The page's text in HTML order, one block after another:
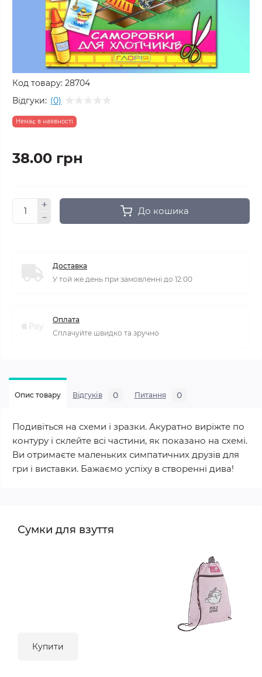
Код товару: 28704
Відгуки: (0)
Немає в наявності
38.00 грн
До кошика
Доставка
У той же день при замовленні до 12:00
Оплата
Сплачуйте швидко та зручно
Опис товару Відгуків 0 Питання 0
Подивіться на схеми і зразки. Акуратно виріжте по
контуру і склейте всі частини, як показано на схемі.
Ви отримаєте маленьких симпатичних друзів для
гри і виставки. Бажаємо успіху в створенні дива!
Сумки для взуття
Купити